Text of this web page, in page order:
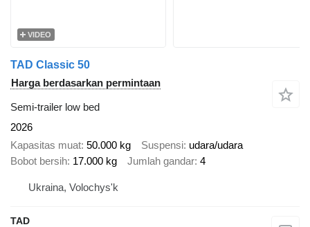
VIDEO
TAD Classic 50
Harga berdasarkan permintaan
Semi-trailer low bed
2026
Kapasitas muat 50.000 kg Suspensi udara/udara
Bobot bersih 17.000 kg Jumlah gandar 4
Ukraina, Volochys'k
TAD